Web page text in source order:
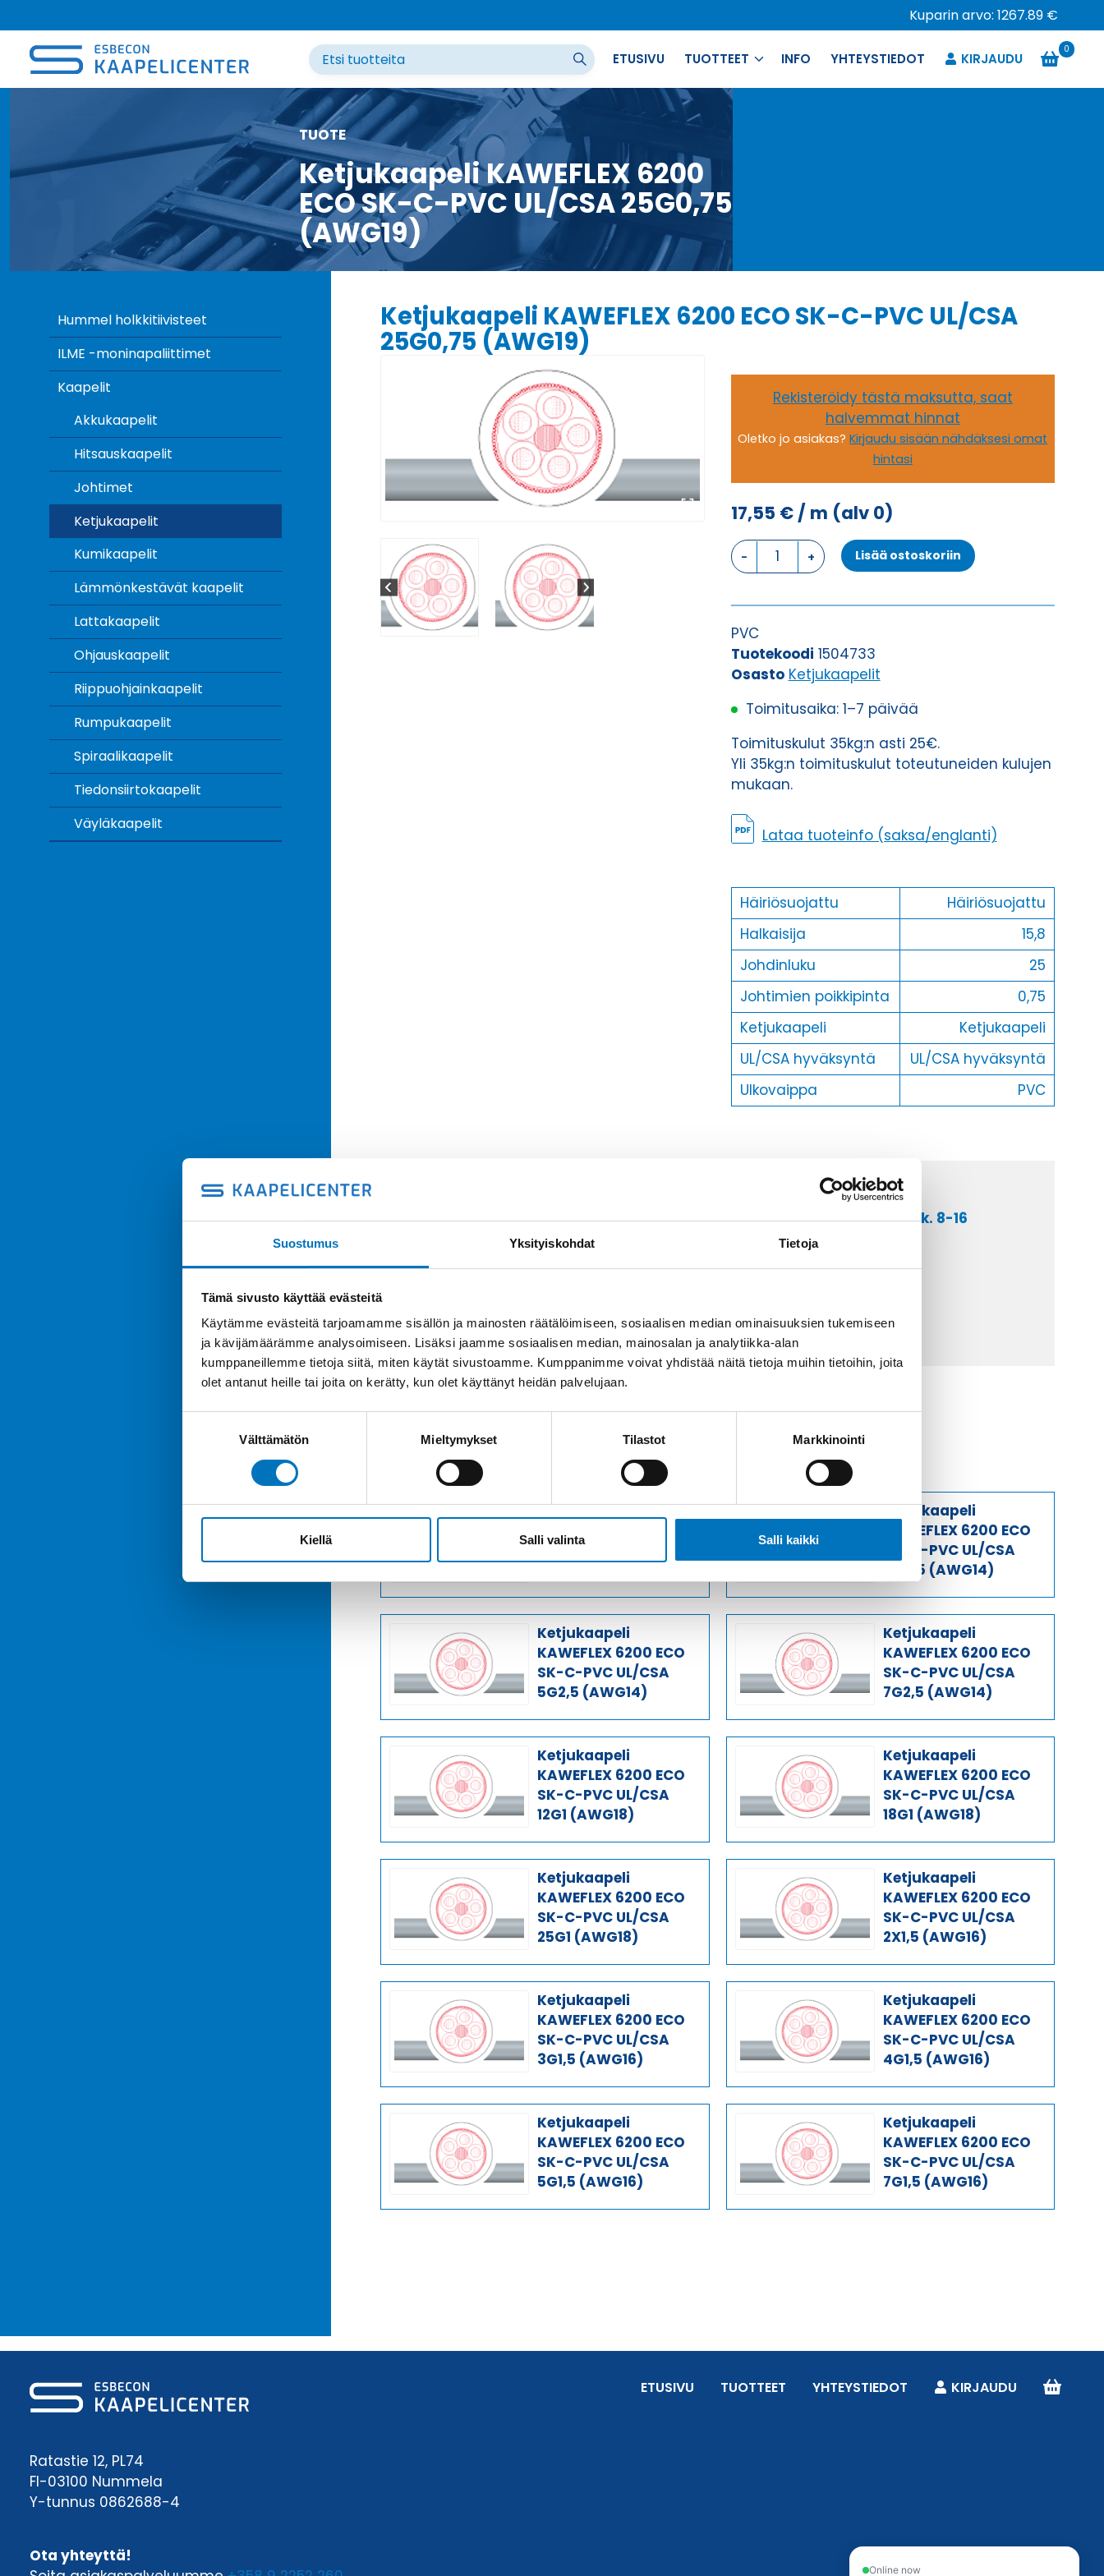
Suostumus Yksityiskohdat Tietoja
Tämä sivusto käyttää evästeitä
Käytämme evästeitä tarjoamamme sisällön ja mainosten räätälöimiseen, sosiaalisen median ominaisuuksien tukemiseen
ja kävijämäärämme analysoimiseen. Lisäksi jaamme sosiaalisen median, mainosalan ja analytiikka-alan
kumppaneillemme tietoja siitä, miten käytät sivustoamme. Kumppanimme voivat yhdistää näitä tietoja muihin tietoihin, joita
olet antanut heille tai joita on kerätty, kun olet käyttänyt heidän palvelujaan.
Välttämätön Mieltymykset Tilastot Markkinointi
Kiellä Salli valinta Salli kaikki
sisältöön
Kuparin arvo: 1267.89 €
ETUSIVU TUOTTEET INFO YHTEYSTIEDOT KIRJAUDU
0
TUOTE
Ketjukaapeli KAWEFLEX 6200
ECO SK-C-PVC UL/CSA 25G0,75
(AWG19)
Hummel holkkitiivisteet
ILME -moninapaliittimet
Kaapelit
Akkukaapelit
Hitsauskaapelit
Johtimet
Ketjukaapelit
Kumikaapelit
Lämmönkestävät kaapelit
Lattakaapelit
Ohjauskaapelit
Riippuohjainkaapelit
Rumpukaapelit
Spiraalikaapelit
Tiedonsiirtokaapelit
Väyläkaapelit
Ketjukaapeli KAWEFLEX 6200 ECO SK-C-PVC UL/CSA
25G0,75 (AWG19)
Rekisteröidy tästä maksutta, saat
halvemmat hinnat
Oletko jo asiakas?Kirjaudu sisään nähdäksesi omat
hintasi
17,55 €/ m (alv 0)
Ketjukaapeli
KAWEFLEX
ECO
C-
PVC
25G0,75
(AWG19)
määrä
Lisää ostoskoriin
PVC
Tuotekoodi 1504733
Osasto Ketjukaapelit
Toimitusaika: 1–7 päivää
Toimituskulut 35kg:n asti 25€.
Yli 35kg:n toimituskulut toteutuneiden kulujen
mukaan.
Lataa tuoteinfo (saksa/englanti)
Häiriösuojattu
Häiriösuojattu
Halkaisija
15,8
Johdinluku
25
Johtimien poikkipinta
0,75
Ketjukaapeli
Ketjukaapeli
UL/CSA hyväksyntä
UL/CSA hyväksyntä
Ulkovaippa
PVC
Kysyttävää?
Anna meidän
Soita asiakaspalveluumme ark. 8-16
+358 9 2252 260
Saman kaapelin eri versiot
Ketjukaapeli
SK-C-PVC UL/CSA
Ketjukaapeli
KAWEFLEX 6200 ECO
SK-C-PVC UL/CSA
4G2,5 (AWG14)
Ketjukaapeli
KAWEFLEX 6200 ECO
SK-C-PVC UL/CSA
5G2,5 (AWG14)
Ketjukaapeli
KAWEFLEX 6200 ECO
SK-C-PVC UL/CSA
7G2,5 (AWG14)
Ketjukaapeli
KAWEFLEX 6200 ECO
SK-C-PVC UL/CSA
12G1 (AWG18)
Ketjukaapeli
KAWEFLEX 6200 ECO
SK-C-PVC UL/CSA
18G1 (AWG18)
Ketjukaapeli
KAWEFLEX 6200 ECO
SK-C-PVC UL/CSA
25G1 (AWG18)
Ketjukaapeli
KAWEFLEX 6200 ECO
SK-C-PVC UL/CSA
2X1,5 (AWG16)
Ketjukaapeli
KAWEFLEX 6200 ECO
SK-C-PVC UL/CSA
3G1,5 (AWG16)
Ketjukaapeli
KAWEFLEX 6200 ECO
SK-C-PVC UL/CSA
4G1,5 (AWG16)
Ketjukaapeli
KAWEFLEX 6200 ECO
SK-C-PVC UL/CSA
5G1,5 (AWG16)
Ketjukaapeli
KAWEFLEX 6200 ECO
SK-C-PVC UL/CSA
7G1,5 (AWG16)
Ratastie 12, PL74
FI-03100 Nummela
Y-tunnus 0862688-4
Ota yhteyttä!
ETUSIVU TUOTTEET YHTEYSTIEDOT KIRJAUDU
Online now